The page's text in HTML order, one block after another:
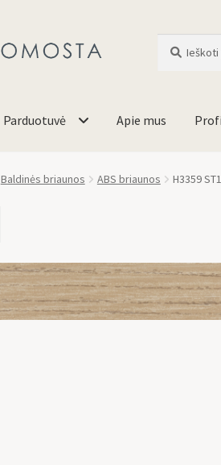
Parduotuvė Apie mus
Baldinės briaunos ABS briaunos H3359